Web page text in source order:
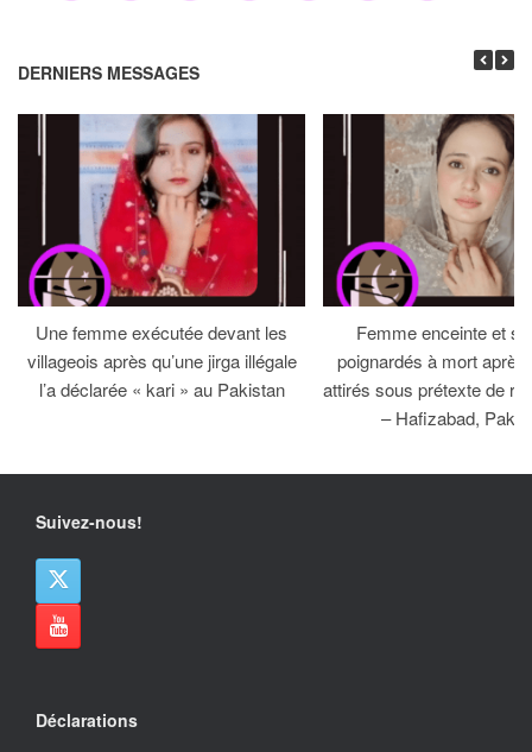
DERNIERS MESSAGES
Une femme exécutée devant les
villageois après qu’une jirga illégale
l’a déclarée « kari » au Pakistan
Femme enceinte et
poignardés à mort après
attirés sous prétexte de
– Hafizabad,
Suivez-nous!
Déclarations